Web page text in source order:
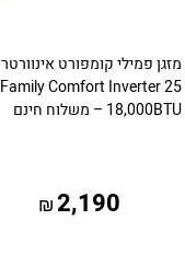
מזגן פמילי קומפורט אינוורטר
Family Comfort Inverter 25
18,000BTU – משלוח חינם
2,190
₪